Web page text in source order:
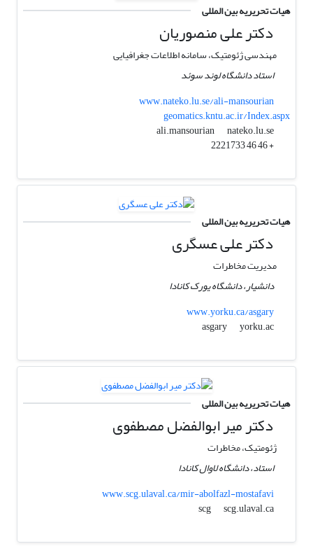
هیات تحریریه بین المللی
دکتر علی منصوریان
مهندسی ژئومتیک، سامانه اطلاعات جغرافیایی
استاد دانشگاه لوند سوئد
www.nateko.lu.se/ali-mansourian
geomatics.kntu.ac.ir/Index.aspx
ali.mansourian
nateko.lu.se
+ 46 46 2221733
هیات تحریریه بین المللی
دکتر علی عسگری
مدیریت مخاطرات
دانشیار، دانشگاه یورک کانادا
www.yorku.ca/asgary
asgary
yorku.ac
هیات تحریریه بین المللی
دکتر میر ابوالفضل مصطفوی
ژئومتیک، مخاطرات
استاد، دانشگاه لاوال کانادا
www.scg.ulaval.ca/mir-abolfazl-mostafavi
scg
scg.ulaval.ca